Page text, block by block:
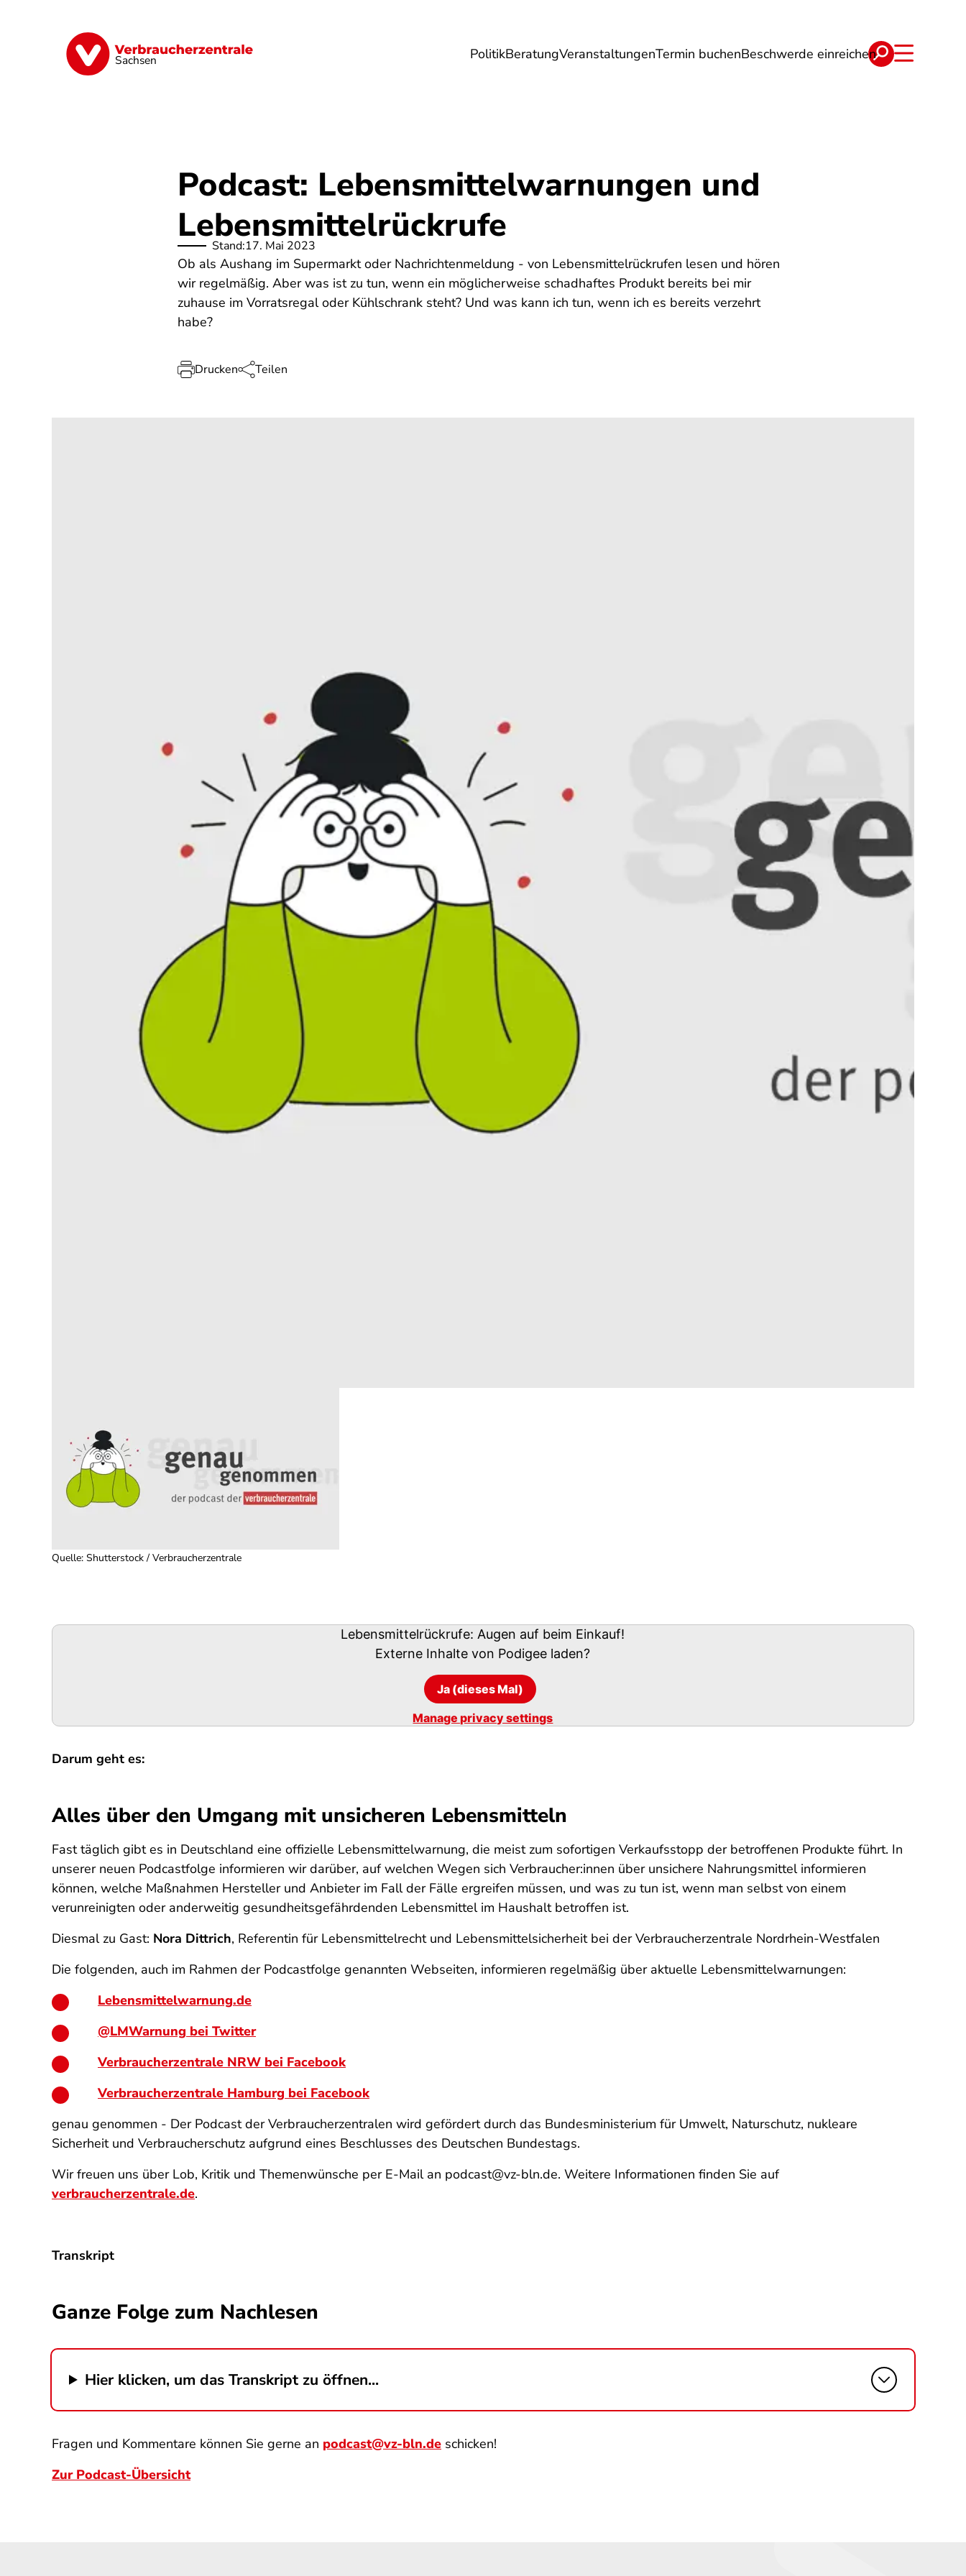
Sachsen PolitikBeratungVeranstaltungenTermin buchenBeschwerde einreichen
Vorsorge Verträge Geld & Versicherungen Digitales Energie & Wohnen Lebensmittel & Ernährung
Podcast: Lebensmittelwarnungen und
Lebensmittelrückrufe
Stand:17. Mai 2023
Ob als Aushang im Supermarkt oder Nachrichtenmeldung - von Lebensmittelrückrufen lesen und hören
wir regelmäßig. Aber was ist zu tun, wenn ein möglicherweise schadhaftes Produkt bereits bei mir
zuhause im Vorratsregal oder Kühlschrank steht? Und was kann ich tun, wenn ich es bereits verzehrt
habe?
Drucken Teilen
Quelle: Shutterstock / Verbraucherzentrale
Podigee-
Lebensmittelrückrufe: Augen auf beim Einkauf!
Externe Inhalte von Podigee laden?
Ja (dieses Mal)
Manage privacy settings
Darum geht es:
Alles über den Umgang mit unsicheren Lebensmitteln
Fast täglich gibt es in Deutschland eine offizielle Lebensmittelwarnung, die meist zum sofortigen Verkaufsstopp der betroffenen Produkte führt. In
unserer neuen Podcastfolge informieren wir darüber, auf welchen Wegen sich Verbraucher:innen über unsichere Nahrungsmittel informieren
können, welche Maßnahmen Hersteller und Anbieter im Fall der Fälle ergreifen müssen, und was zu tun ist, wenn man selbst von einem
verunreinigten oder anderweitig gesundheitsgefährdenden Lebensmittel im Haushalt betroffen ist.
Diesmal zu Gast: Nora Dittrich, Referentin für Lebensmittelrecht und Lebensmittelsicherheit bei der Verbraucherzentrale Nordrhein-Westfalen
Die folgenden, auch im Rahmen der Podcastfolge genannten Webseiten, informieren regelmäßig über aktuelle Lebensmittelwarnungen:
Lebensmittelwarnung.de
@LMWarnung bei Twitter
Verbraucherzentrale NRW bei Facebook
Verbraucherzentrale Hamburg bei Facebook
genau genommen - Der Podcast der Verbraucherzentralen wird gefördert durch das Bundesministerium für Umwelt, Naturschutz, nukleare
Sicherheit und Verbraucherschutz aufgrund eines Beschlusses des Deutschen Bundestags.
Wir freuen uns über Lob, Kritik und Themenwünsche per E-Mail an podcast@vz-bln.de. Weitere Informationen finden Sie auf
verbraucherzentrale.de.
Transkript
Ganze Folge zum Nachlesen
Hier klicken, um das Transkript zu öffnen...
Fragen und Kommentare können Sie gerne an podcast@vz-bln.de schicken!
Zur Podcast-Übersicht